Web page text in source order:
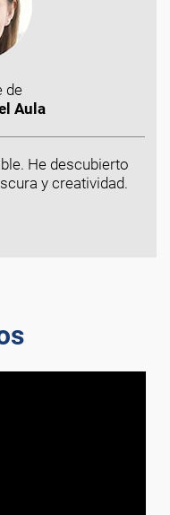
de
Aula
He descubierto
y creatividad.